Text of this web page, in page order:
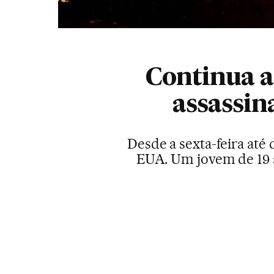
Continua
Desde a sexta-feira
EUA. Um jovem de